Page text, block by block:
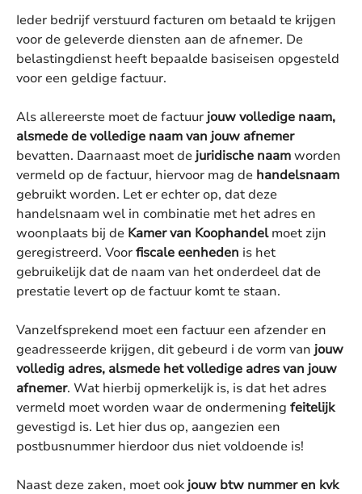
Ieder bedrijf verstuurd facturen om betaald te krijgen
voor de geleverde diensten aan de afnemer. De
belastingdienst heeft bepaalde basiseisen opgesteld
voor een geldige factuur.
Als allereerste moet de factuur jouw volledige naam,
alsmede de volledige naam van jouw afnemer
bevatten. Daarnaast moet de juridische naamworden
vermeld op de factuur, hiervoor mag de handelsnaam
gebruikt worden. Let er echter op, dat deze
handelsnaam wel in combinatie met het adres en
woonplaats bij de Kamer van Koophandelmoet zijn
geregistreerd. Voorfiscale eenheden is het
gebruikelijk dat de naam van het onderdeel dat de
prestatie levert op de factuur komt te staan.
Vanzelfsprekend moet een factuur een afzender en
geadresseerde krijgen, dit gebeurd i de vorm van jouw
volledig adres, alsmede het volledige adres van jouw
afnemer. Wat hierbij opmerkelijk is, is dat het adres
vermeld moet worden waar de ondermening feitelijk
gevestigd is. Let hier dus op, aangezien een
postbusnummer hierdoor dus niet voldoende is!
Naast deze zaken, moet ook jouw btw nummer en kvk